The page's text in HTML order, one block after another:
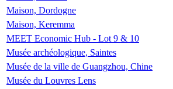
Maison, Dordogne
Maison, Keremma
MEET Economic Hub - Lot 9 & 10
Musée archéologique, Saintes
Musée de la ville de Guangzhou, Chine
Musée du Louvres Lens